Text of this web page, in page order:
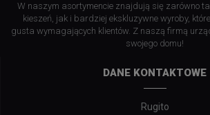
W naszym asortymencie znajdują się zarówno
kieszeń, jak i bardziej ekskluzywne wyroby,
gusta wymagających klientów. Z naszą firmą
swojego domu!
DANE KONTAKTOWE
Rugito